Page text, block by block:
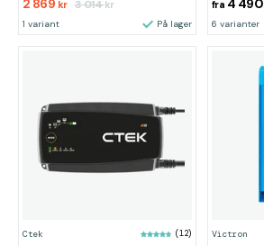
2 869 kr 3 014kr
1 variant På lager
fra 4 490
6 varianter
Ctek (12) Victron